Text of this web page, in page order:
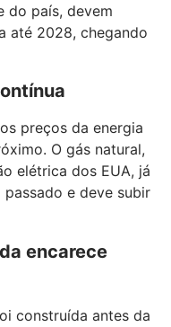
do país, devem
até 2028, chegando
preços da energia
O gás natural,
elétrica dos EUA, já
e deve subir
encarece
construída antes da